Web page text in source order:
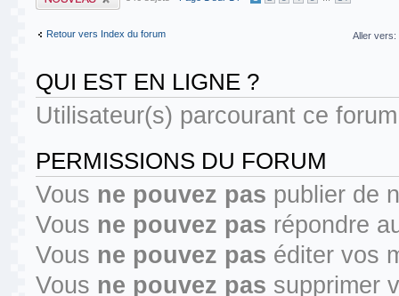
sujet
Retour vers Index du forum Aller vers:
QUI EST EN LIGNE ?
Utilisateur(s) parcourant ce
PERMISSIONS DU FORUM
Vous ne pouvez pas publier de
Vous ne pouvez pas répondre
Vous ne pouvez pas éditer vos
Vous ne pouvez pas supprimer